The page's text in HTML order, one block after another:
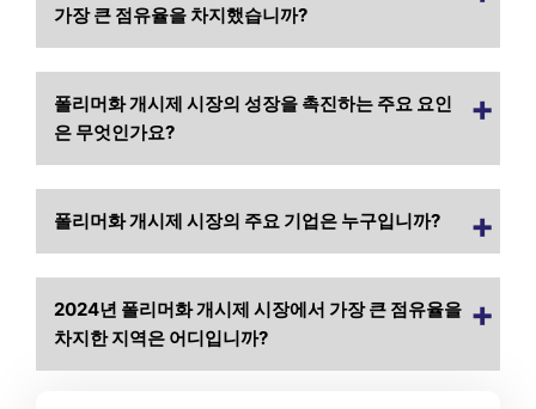
가장 큰 점유율을 차지했습니까?
폴리머화 개시제 시장의 성장을 촉진하는 주요 요인
은 무엇인가요?
폴리머화 개시제 시장의 주요 기업은 누구입니까?
2024년 폴리머화 개시제 시장에서 가장 큰 점유율을
차지한 지역은 어디입니까?